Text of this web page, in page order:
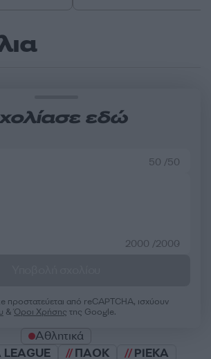
εδώ
50 /50
2000 /2000
προστατεύεται από reCAPTCHA, ισχύουν
&Όροι Χρήσης της Google.
Αθλητικά
LEAGUE
ΠΑΟΚ ΡΙΕΚΑ